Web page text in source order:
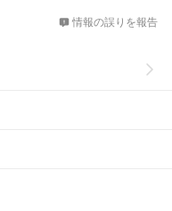
情報の誤りを報告